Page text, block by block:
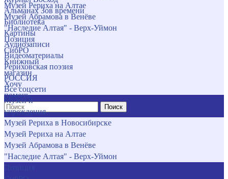
Музей Рериха на Алтае
Музей Абрамова в Венёве
"Наследие Алтая" - Верх-Уймон
Позиция
СибРО
Книжный
магазин
Хочу
помочь
Поиск
Альманах Зов времени
Библиотека
Картины
Аудиозаписи
Видеоматериалы
Рериховская поэзия
РОССИЯ
Все соцсети
Музеи и
учреждения
Музей Рериха в Новосибирске
Музей Рериха на Алтае
Музей Абрамова в Венёве
"Наследие Алтая" - Верх-Уймон